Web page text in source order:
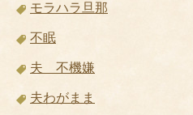
モラハラ旦那
不眠
夫 不機嫌
夫わがまま